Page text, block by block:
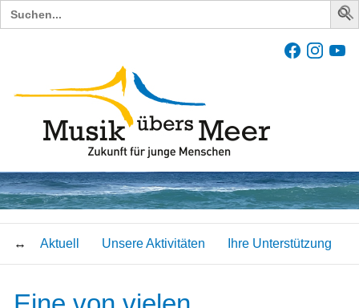
Search
for:
Aktuell Unsere Aktivitäten Ihre Unterstützung